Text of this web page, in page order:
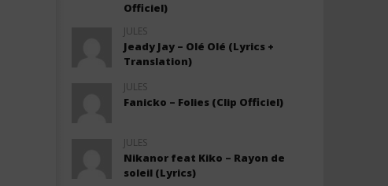
Officiel)
JULES
Jeady Jay – Olé Olé (Lyrics +
Translation)
JULES
Fanicko – Folies (Clip Officiel)
JULES
Nikanor feat Kiko – Rayon de
soleil (Lyrics)